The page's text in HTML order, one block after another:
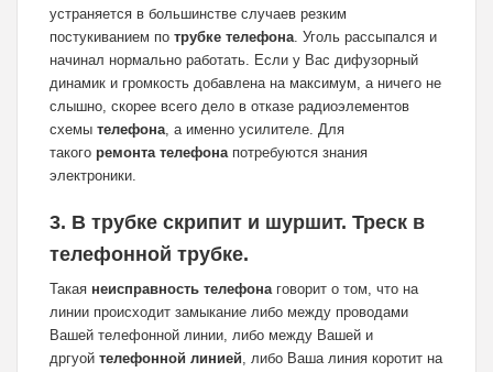
устраняется в большинстве случаев резким
постукиванием по трубке телефона. Уголь рассыпался и
начинал нормально работать. Если у Вас дифузорный
динамик и громкость добавлена на максимум, а ничего не
слышно, скорее всего дело в отказе радиоэлементов
схемы телефона, а именно усилителе. Для
такого ремонта телефонапотребуются знания
электроники.
3. В трубке скрипит и шуршит. Треск в
телефонной трубке.
Такая неисправность телефонаговорит о том, что на
линии происходит замыкание либо между проводами
Вашей телефонной линии, либо между Вашей и
дргуой телефонной линией, либо Ваша линия коротит на